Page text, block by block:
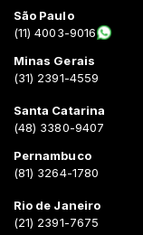
São Paulo
(11) 4003-9016
Minas Gerais
(31) 2391-4559
Santa Catarina
(48) 3380-9407
Pernambuco
(81) 3264-1780
Rio de Janeiro
(21) 2391-7675